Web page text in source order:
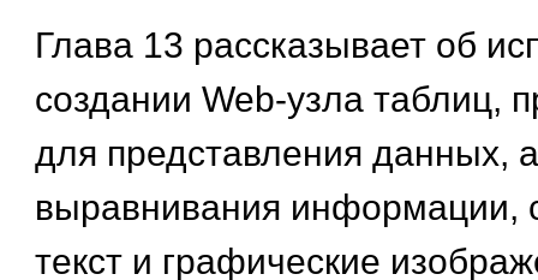
Глава 13 рассказывает об
создании Web-узла таблиц,
для представления данных,
выравнивания информации,
текст и графические